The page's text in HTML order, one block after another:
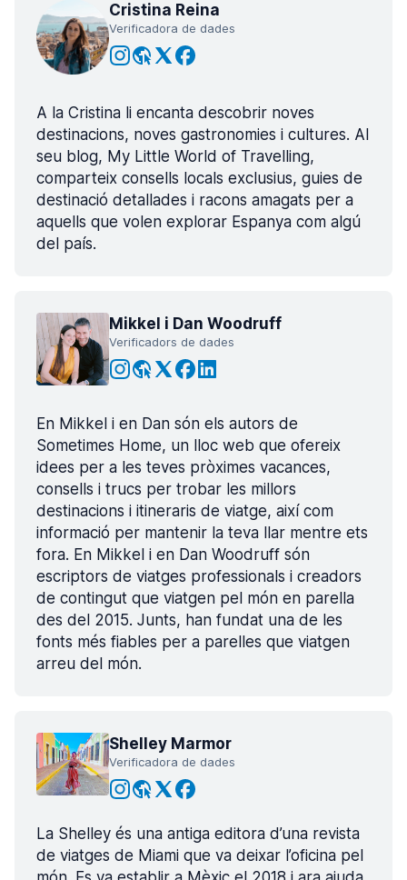
Cristina Reina
Verificadora de dades
A la Cristina li encanta descobrir noves
destinacions, noves gastronomies i cultures. Al
seu blog, My Little World of Travelling,
comparteix consells locals exclusius, guies de
destinació detallades i racons amagats per a
aquells que volen explorar Espanya com algú
del país.
Mikkel i Dan Woodruff
Verificadors de dades
En Mikkel i en Dan són els autors de
Sometimes Home, un lloc web que ofereix
idees per a les teves pròximes vacances,
consells i trucs per trobar les millors
destinacions i itineraris de viatge, així com
informació per mantenir la teva llar mentre ets
fora. En Mikkel i en Dan Woodruff són
escriptors de viatges professionals i creadors
de contingut que viatgen pel món en parella
des del 2015. Junts, han fundat una de les
fonts més fiables per a parelles que viatgen
arreu del món.
Shelley Marmor
Verificadora de dades
La Shelley és una antiga editora d’una revista
de viatges de Miami que va deixar l’oficina pel